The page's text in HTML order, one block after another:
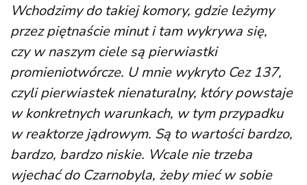
Wchodzimy do takiej komory, gdzie leżymy
przez piętnaście minut i tam wykrywa się,
czy w naszym ciele są pierwiastki
promieniotwórcze. U mnie wykryto Cez 137,
czyli pierwiastek nienaturalny, który powstaje
w konkretnych warunkach, w tym przypadku
w reaktorze jądrowym. Są to wartości bardzo,
bardzo, bardzo niskie. Wcale nie trzeba
wjechać do Czarnobyla, żeby mieć w sobie